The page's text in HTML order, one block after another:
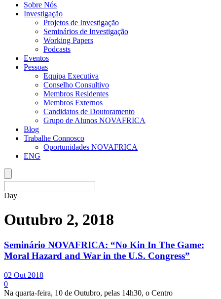
Sobre Nós
Investigação
Projetos de Investigação
Seminários de Investigação
Working Papers
Podcasts
Eventos
Pessoas
Equipa Executiva
Conselho Consultivo
Membros Residentes
Membros Externos
Candidatos de Doutoramento
Grupo de Alunos NOVAFRICA
Blog
Trabalhe Connosco
Oportunidades NOVAFRICA
ENG
Day
Outubro 2, 2018
Seminário NOVAFRICA: “No Kin In The Game:
Moral Hazard and War in the U.S. Congress”
02 Out 2018
0
Na quarta-feira, 10 de Outubro, pelas 14h30, o Centro